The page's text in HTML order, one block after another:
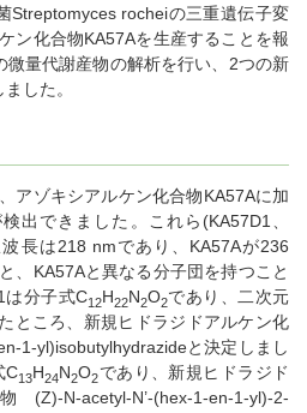
Streptomyces rocheiの三重遺伝子変
ン化合物KA57Aを生産することを報
微量代謝産物の解析を行い、2つの新
した。
アゾキシアルケン化合物KA57Aに加
出できました。これら(KA57D1、
長は218 nmであり、KA57Aが236
、KA57Aと異なる分子団を持つこと
は分子式C12H22N2O2であり、二次元
ところ、新規ヒドラジドアルケン化
1-yl)isobutylhydrazideと決定しまし
C13H24N2O2であり、新規ヒドラジド
N’-(hex-1-en-1-yl)-2-